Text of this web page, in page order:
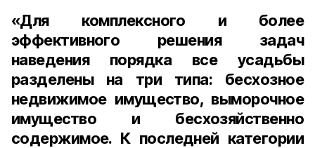
«Для комплексного и более
эффективного решения задач
наведения порядка все усадьбы
разделены на три типа: бесхозное
недвижимое имущество, выморочное
имущество и бесхозяйственно
содержимое. К последней категории